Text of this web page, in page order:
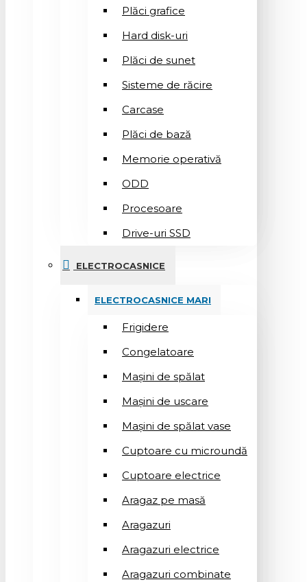
Plăci grafice
Hard disk-uri
Plăci de sunet
Sisteme de răcire
Carcase
Plăci de bază
Memorie operativă
ODD
Procesoare
Drive-uri SSD
ELECTROCASNICE
ELECTROCASNICE MARI
Frigidere
Congelatoare
Mașini de spălat
Mașini de uscare
Mașini de spălat vase
Cuptoare cu microundă
Cuptoare electrice
Aragaz pe masă
Aragazuri
Aragazuri electrice
Aragazuri combinate